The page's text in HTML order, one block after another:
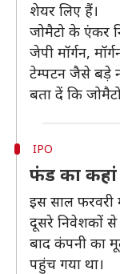
शेयर लिए हैं।
जोमैटो के एंकर
जेपी मॉर्गन,
टेम्पटन जैसे बड़े
बता दें कि
IPO
फंड का कहां
इस साल फरवरी
दूसरे निवेशकों
बाद कंपनी का
पहुंच गया था।